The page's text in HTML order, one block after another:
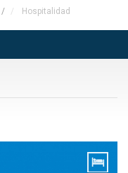
/ Hospitalidad